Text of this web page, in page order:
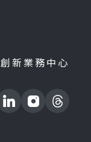
創新業務中心